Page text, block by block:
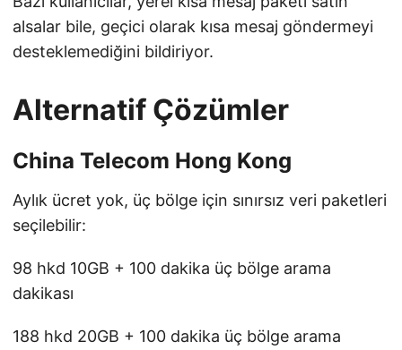
alsalar bile, geçici olarak kısa mesaj göndermeyi
desteklemediğini bildiriyor.
Alternatif Çözümler
China Telecom Hong Kong
Aylık ücret yok, üç bölge için sınırsız veri paketleri
seçilebilir:
98 hkd 10GB + 100 dakika üç bölge arama
dakikası
188 hkd 20GB + 100 dakika üç bölge arama